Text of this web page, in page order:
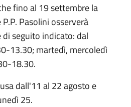
fino al 19 settembre la
Pasolini osserverà
seguito indicato: dal
13.30; martedì, mercoledì
18.30.
dall'11 al 22 agosto e
25.